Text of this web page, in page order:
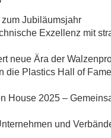
Jubiläumsjahr
Exzellenz mit
neue Ära der
die Plastics Hall of
House 2025 –
und